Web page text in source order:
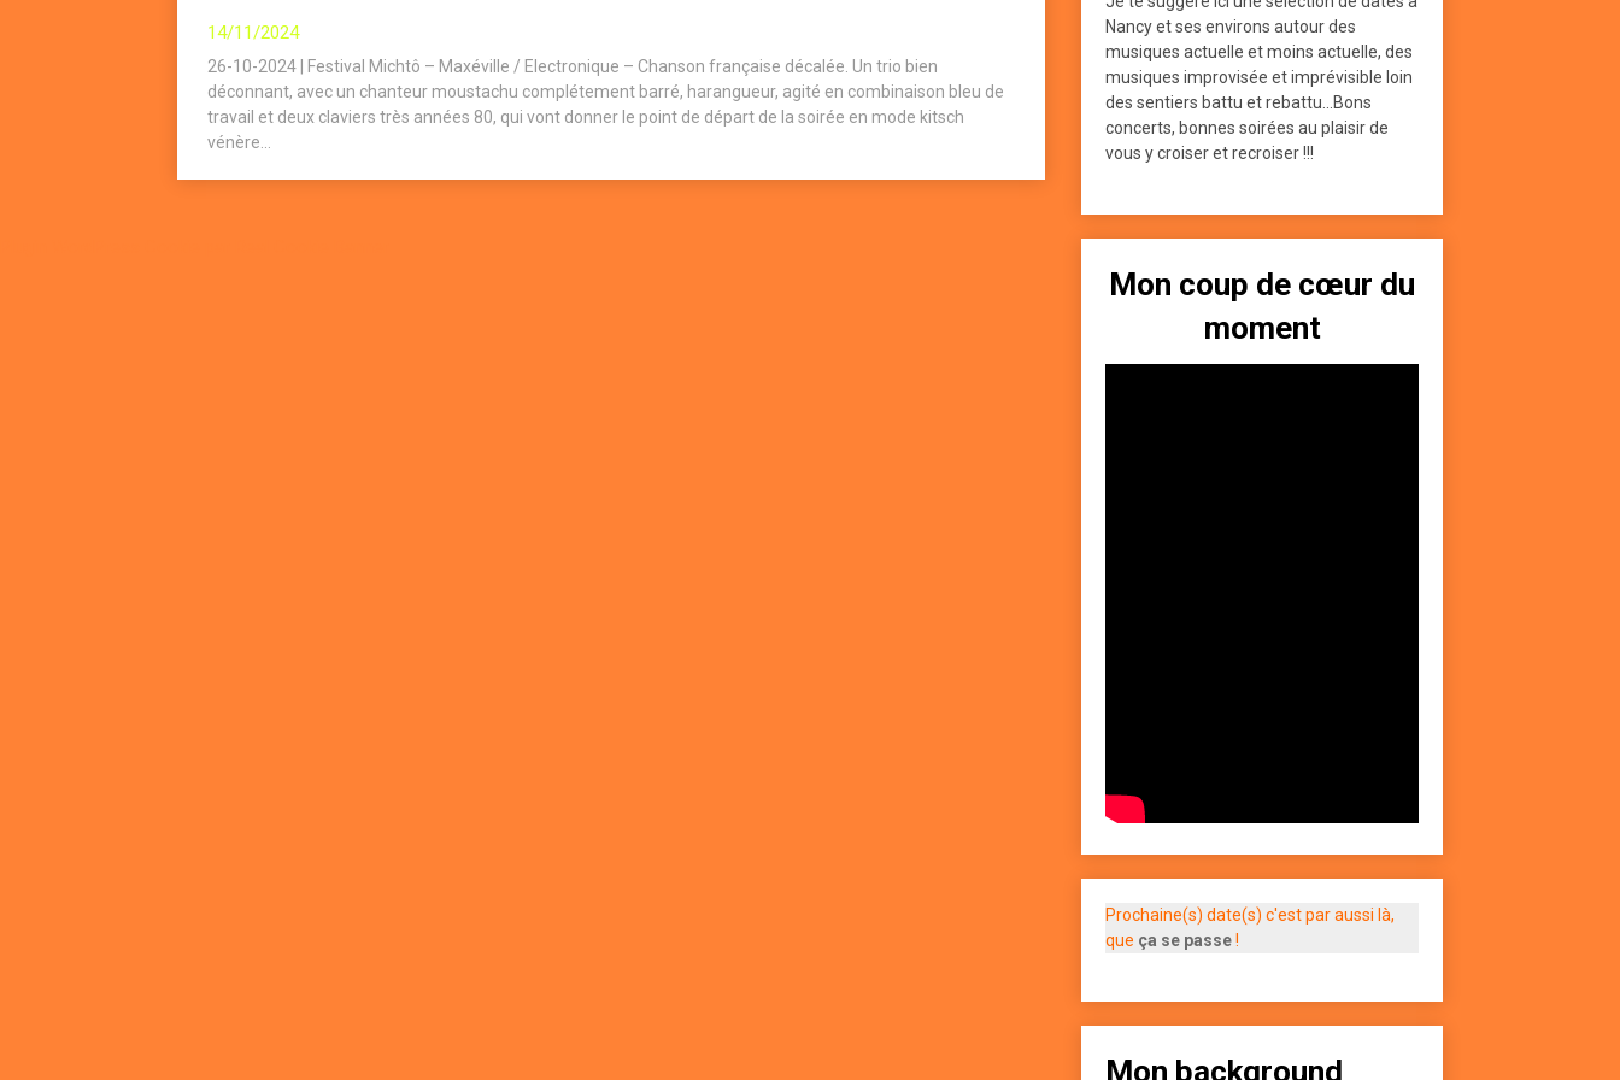
14/11/2024
26-10-2024 | Festival Michtô – Maxéville / Electronique – Chanson française décalée. Un trio bien
déconnant, avec un chanteur moustachu complétement barré, harangueur, agité en combinaison bleu de
travail et deux claviers très années 80, qui vont donner le point de départ de la soirée en mode kitsch
vénère...
Nancy et ses environs autour des
musiques actuelle et moins actuelle, des
musiques improvisée et imprévisible loin
des sentiers battu et rebattu...Bons
concerts, bonnes soirées au plaisir de
vous y croiser et recroiser !!!
Mon coup de cœur du
moment
Prochaine(s) date(s) c'est par aussi là,
que ça se passe!
Mon background